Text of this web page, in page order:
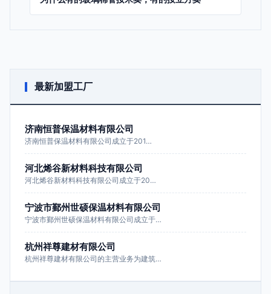
最新加盟工厂
济南恒普保温材料有限公司
济南恒普保温材料有限公司成立于201…
河北烯谷新材料科技有限公司
河北烯谷新材料科技有限公司成立于20…
宁波市鄞州世硕保温材料有限公司
宁波市鄞州世硕保温材料有限公司成立于…
杭州祥尊建材有限公司
杭州祥尊建材有限公司的主营业务为建筑…